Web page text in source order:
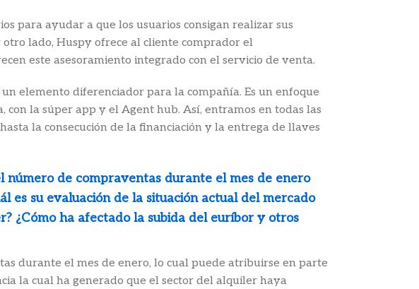
para ayudar a que los usuarios consigan realizar sus
lado, Huspy ofrece al cliente comprador el
este asesoramiento integrado con el servicio de venta.
elemento diferenciador para la compañía. Es un enfoque
la súper app y el Agent hub. Así, entramos en todas las
la consecución de la financiación y la entrega de llaves
de compraventas durante el mes de enero
es su evaluación de la situación actual del mercado
¿Cómo ha afectado la subida del euríbor y otros
durante el mes de enero, lo cual puede atribuirse en parte
la cual ha generado que el sector del alquiler haya